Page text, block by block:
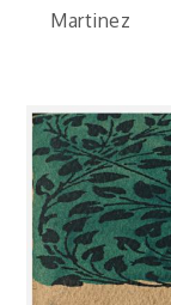
Martinez